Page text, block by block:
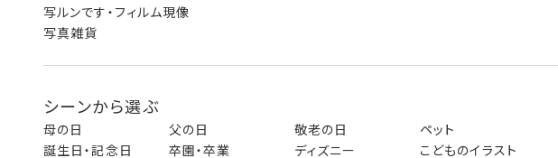
写ルンです・フィルム現像
写真雑貨
シーンから選ぶ
母の日 父の日 敬老の日
ペット
誕生日・記念日
卒園・卒業 ディズニー
こどものイラスト